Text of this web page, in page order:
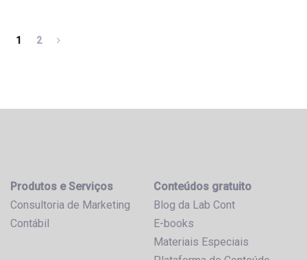
1 2
Produtos e Serviços
Consultoria de Marketing
Contábil
Conteúdos gratuito
Blog da Lab Cont
E-books
Materiais Especiais